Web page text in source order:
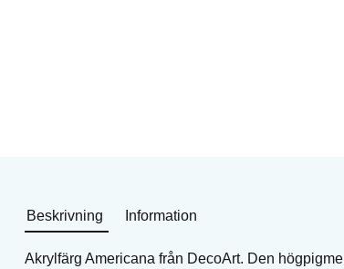
Beskrivning Information
Akrylfärg Americana från DecoArt. Den